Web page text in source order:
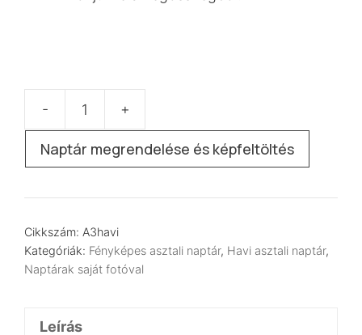
-
havi
asztali
+
Naptár megrendelése és képfeltöltés
Cikkszám: A3havi
Kategóriák: Fényképes asztali naptár, Havi asztali naptár,
Naptárak saját fotóval
Leírás